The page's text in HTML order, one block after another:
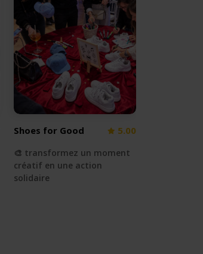
Shoes for Good 5.00
🎨 transformez un moment
créatif en une action
solidaire